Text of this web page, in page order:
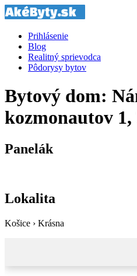
Prihlásenie
Blog
Realitný sprievodca
Pôdorysy bytov
Bytový dom:
kozmonautov 1,
Panelák
Lokalita
Košice › Krásna